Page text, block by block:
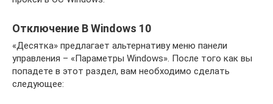
Отключение В Windows 10
«Десятка» предлагает альтернативу меню панели
управления – «Параметры Windows». После того как вы
попадете в этот раздел, вам необходимо сделать
следующее: